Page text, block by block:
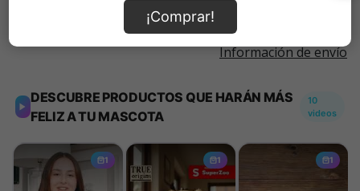
Información de envío
¡Comprar!